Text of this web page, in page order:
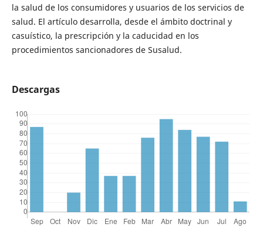
la salud de los consumidores y usuarios de los servicios de
salud. El artículo desarrolla, desde el ámbito doctrinal y
casuístico, la prescripción y la caducidad en los
procedimientos sancionadores de Susalud.
Descargas